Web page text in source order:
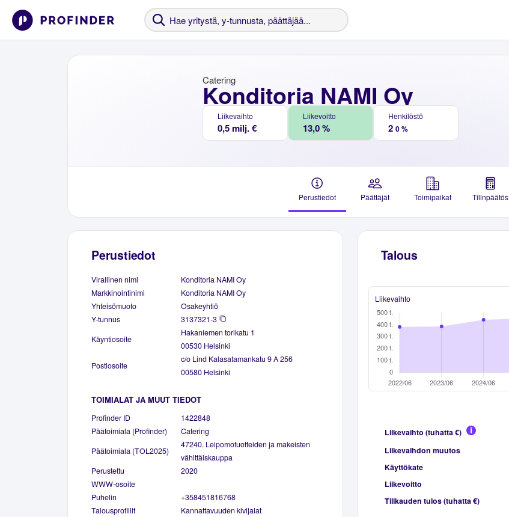
Konditoria NAMI Oy
Catering
Liikevaihto
0,5 milj. €
Liikevoitto
13,0 %
Henkilöstö
2 0 %
Perustiedot Päättäjät Toimipaikat Tilinpäätös
Perustiedot
Virallinen nimi
Konditoria NAMI Oy
Markkinointinimi
Konditoria NAMI Oy
Yhteisömuoto
Osakeyhtiö
Y-tunnus
3137321-3
Käyntiosoite
Hakaniemen torikatu 1
00530 Helsinki
Postiosoite
c/o Lind Kalasatamankatu 9 A 256
00580 Helsinki
TOIMIALAT JA MUUT TIEDOT
Profinder ID
1422848
Päätoimiala (Profinder)
Catering
Päätoimiala (TOL2025)
47240. Leipomotuotteiden ja makeisten
vähittäiskauppa
Perustettu
2020
WWW-osoite
Puhelin
+358451816768
Talousprofiilit
Kannattavuuden kivijalat
Talous
Liikevaihto
Liikevaihto (tuhatta €)
Liikevaihdon muutos
Käyttökate
Liikevoitto
Tilikauden tulos (tuhatta €)